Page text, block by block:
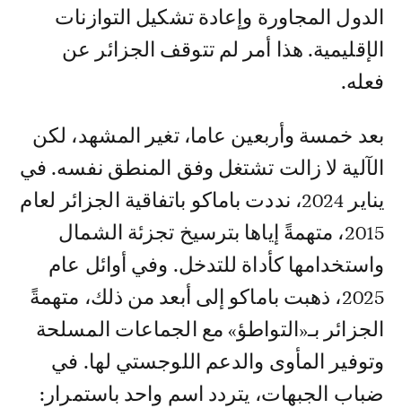
الدول المجاورة وإعادة تشكيل التوازنات
الإقليمية. هذا أمر لم تتوقف الجزائر عن
فعله.
بعد خمسة وأربعين عاما، تغير المشهد، لكن
الآلية لا زالت تشتغل وفق المنطق نفسه. في
يناير 2024، نددت باماكو باتفاقية الجزائر لعام
2015، متهمةً إياها بترسيخ تجزئة الشمال
واستخدامها كأداة للتدخل. وفي أوائل عام
2025، ذهبت باماكو إلى أبعد من ذلك، متهمةً
الجزائر بـ«التواطؤ» مع الجماعات المسلحة
وتوفير المأوى والدعم اللوجستي لها. في
ضباب الجبهات، يتردد اسم واحد باستمرار: